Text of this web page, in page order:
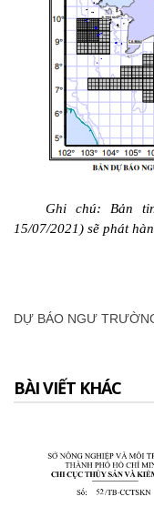
Ghi chú: Bản
15/07/2021) sẽ phát
DỰ BÁO NGƯ
BÀI VIẾT KHÁC